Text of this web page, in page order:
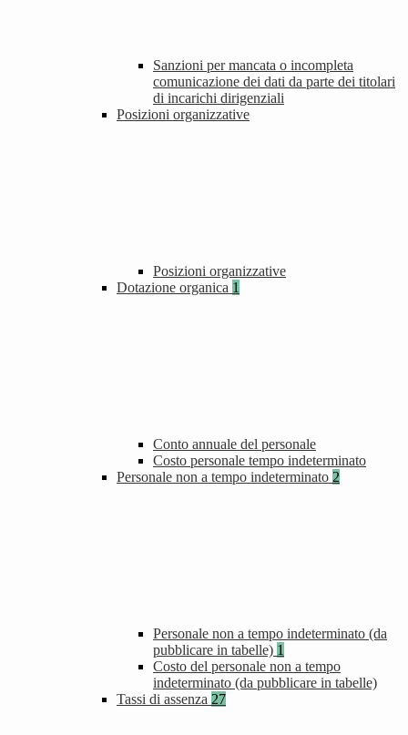
Sanzioni per mancata o incompleta
comunicazione dei dati da parte dei titolari
di incarichi dirigenziali
Posizioni organizzative
Posizioni organizzative
Dotazione organica 1
Conto annuale del personale
Costo personale tempo indeterminato
Personale non a tempo indeterminato 2
Personale non a tempo indeterminato (da
pubblicare in tabelle) 1
Costo del personale non a tempo
indeterminato (da pubblicare in tabelle)
Tassi di assenza 27